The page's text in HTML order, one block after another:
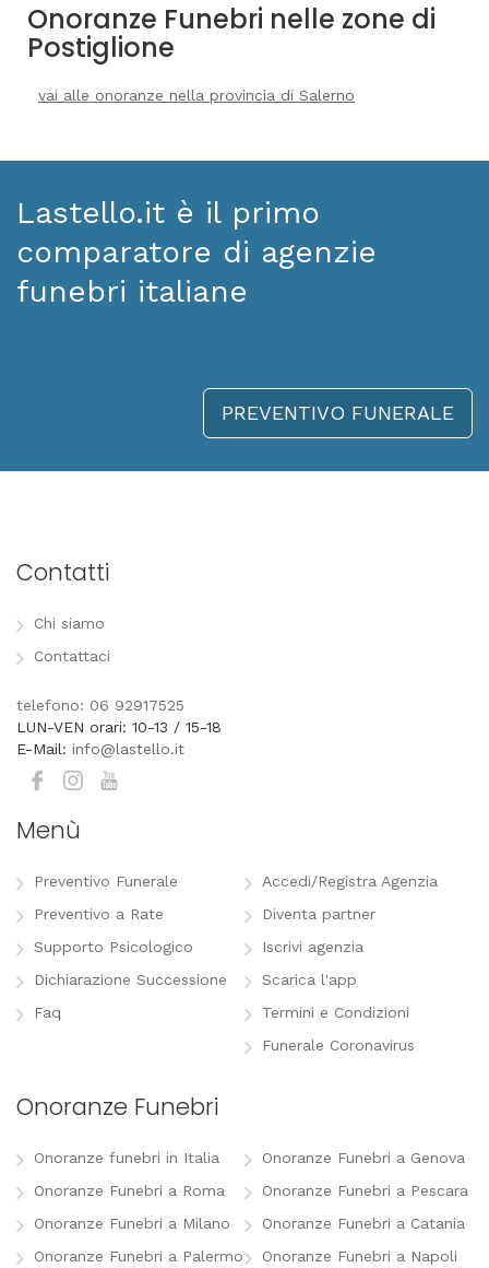
Onoranze Funebri nelle zone di
Postiglione
vai alle onoranze nella provincia di Salerno
Lastello.it è il primo
comparatore di agenzie
funebri italiane
PREVENTIVO FUNERALE
Contatti
Chi siamo
Contattaci
telefono: 06 92917525
LUN-VEN orari: 10-13 / 15-18
E-Mail: info@lastello.it
Menù
Preventivo Funerale
Preventivo a Rate
Supporto Psicologico
Dichiarazione Successione
Faq
Accedi/Registra Agenzia
Diventa partner
Iscrivi agenzia
Scarica l'app
Termini e Condizioni
Funerale Coronavirus
Onoranze Funebri
Onoranze funebri in Italia
Onoranze Funebri a Roma
Onoranze Funebri a Milano
Onoranze Funebri a Palermo
Onoranze Funebri a Genova
Onoranze Funebri a Pescara
Onoranze Funebri a Catania
Onoranze Funebri a Napoli